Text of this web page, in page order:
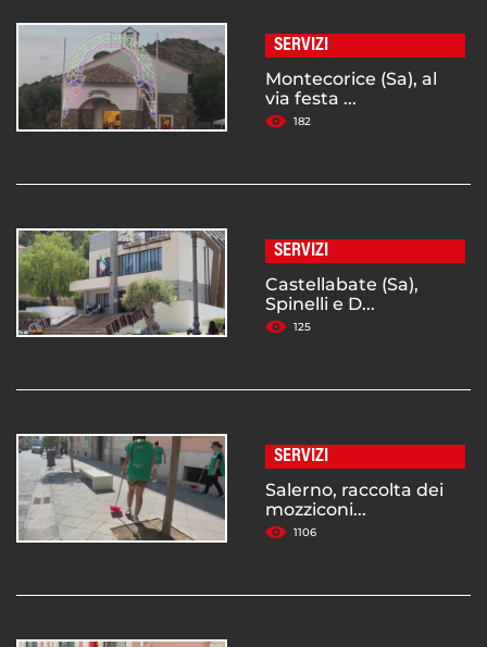
SERVIZI
Montecorice (Sa), al
via festa ...
182
SERVIZI
Castellabate (Sa),
Spinelli e D...
125
SERVIZI
Salerno, raccolta dei
mozziconi...
1106